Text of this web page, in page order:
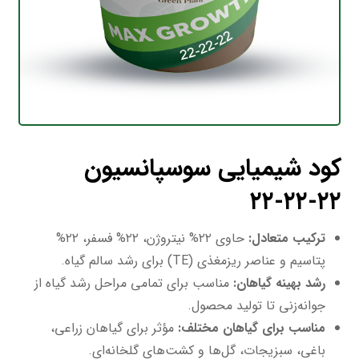
کود شیمیایی سوسپانسیون
۲۲-۲۲-۲۲
ترکیب متعادل:
حاوی ۲۲% نیتروژن، ۲۲% فسفر، ۲۲%
پتاسیم و عناصر ریزمغذی (TE) برای رشد سالم گیاه.
رشد بهینه گیاهان: مناسب برای تمامی مراحل رشد گیاه از
جوانه‌زنی تا تولید محصول.
مناسب برای گیاهان مختلف: مؤثر برای گیاهان زراعی،
باغی، سبزیجات، گل‌ها و کشت‌های گلخانه‌ای.